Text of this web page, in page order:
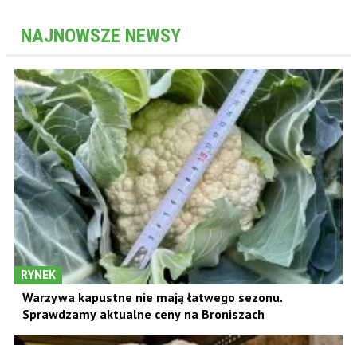
NAJNOWSZE NEWSY
RYNEK
Warzywa kapustne nie mają łatwego sezonu.
Sprawdzamy aktualne ceny na Broniszach